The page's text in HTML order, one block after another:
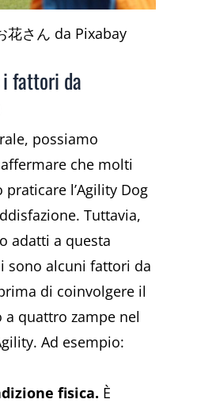
花さん da Pixabay
fattori da
possiamo
che molti
l’Agility Dog
Tuttavia,
adatti a questa
sono alcuni fattori da
di coinvolgere il
quattro zampe nel
Ad esempio:
fisica. È